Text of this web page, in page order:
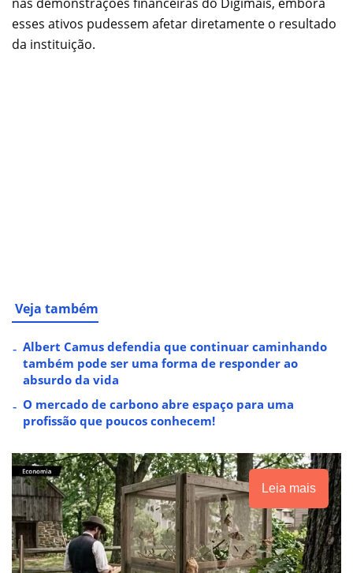
esses ativos pudessem afetar diretamente o resultado
da instituição.
Veja também
Albert Camus defendia que continuar caminhando
também pode ser uma forma de responder ao
absurdo da vida
O mercado de carbono abre espaço para uma
profissão que poucos conhecem!
Leia mais